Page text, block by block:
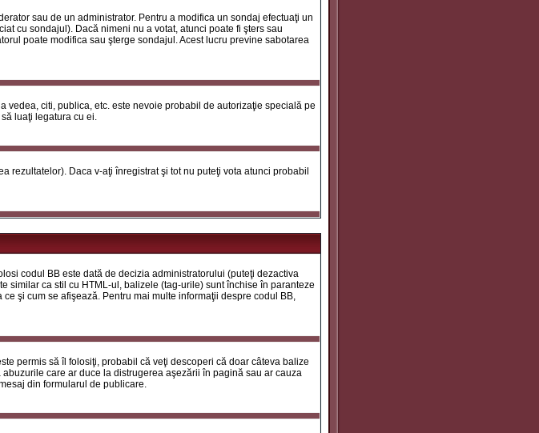
sau de un administrator. Pentru a modifica un sondaj efectuaţi un
cu sondajul). Dacă nimeni nu a votat, atunci poate fi şters sau
poate modifica sau şterge sondajul. Acest lucru previne sabotarea
vedea, citi, publica, etc. este nevoie probabil de autorizaţie specială pe
luaţi legatura cu ei.
rezultatelor). Daca v-aţi înregistrat şi tot nu puteţi vota atunci probabil
codul BB este dată de decizia administratorului (puteţi dezactiva
similar ca stil cu HTML-ul, balizele (tag-urile) sunt închise în paranteze
şi cum se afişează. Pentru mai multe informaţii despre codul BB,
permis să îl folosiţi, probabil că veţi descoperi că doar câteva balize
care ar duce la distrugerea aşezării în pagină sau ar cauza
din formularul de publicare.